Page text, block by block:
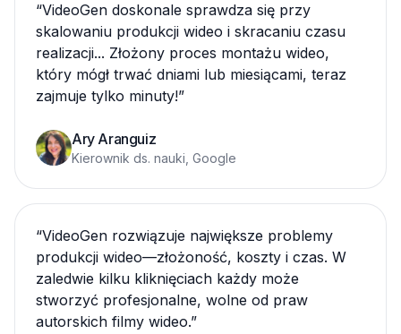
“VideoGen doskonale sprawdza się przy
skalowaniu produkcji wideo i skracaniu czasu
realizacji... Złożony proces montażu wideo,
który mógł trwać dniami lub miesiącami, teraz
zajmuje tylko minuty!”
Ary Aranguiz
Kierownik ds. nauki, Google
“VideoGen rozwiązuje największe problemy
produkcji wideo—złożoność, koszty i czas. W
zaledwie kilku kliknięciach każdy może
stworzyć profesjonalne, wolne od praw
autorskich filmy wideo.”